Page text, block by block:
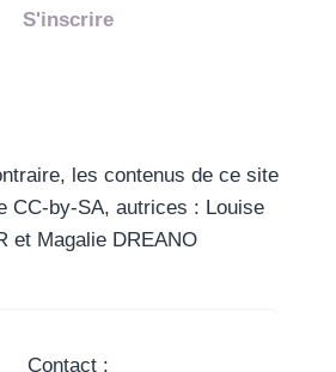
S'inscrire
les contenus de ce site
CC-by-SA, autrices : Louise
et Magalie DREANO
Contact :